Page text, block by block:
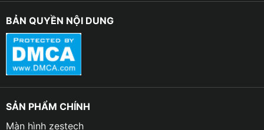
BẢN QUYỀN NỘI DUNG
SẢN PHẨM CHÍNH
Màn hình zestech